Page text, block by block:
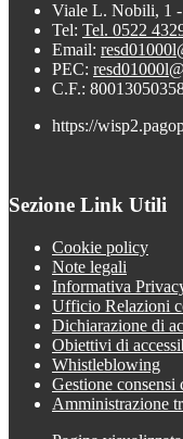
Viale L. Nobili, 1
Tel: Tel. 0522
Email:
PEC:
C.F.:
https://
Sezione Link Utili
Cookie policy
Note legali
Informativa
Ufficio Relazioni
Dichiarazione di
Obiettivi di
Whistleblowing
Gestione consensi
Amministrazione